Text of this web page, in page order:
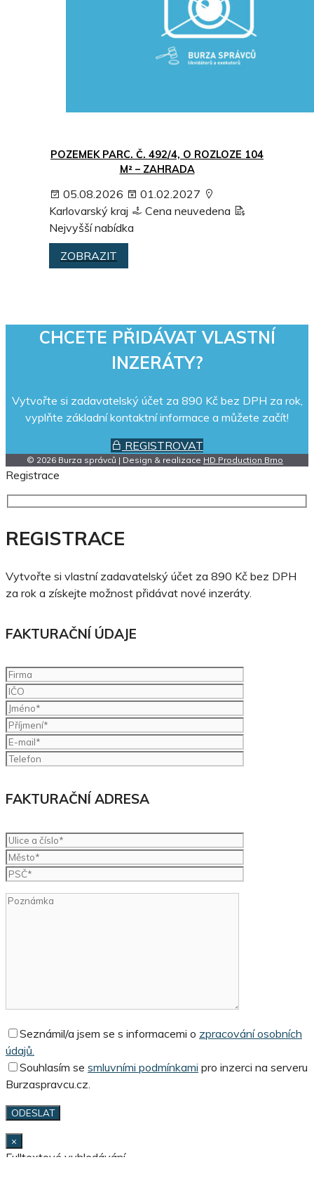
POZEMEK PARC. Č. 492/4, O ROZLOZE 104
M² – ZAHRADA
05.08.2026
01.02.2027
Karlovarský kraj
Cena neuvedena
Nejvyšší nabídka
ZOBRAZIT
CHCETE PŘIDÁVAT VLASTNÍ
INZERÁTY?
Vytvořte si zadavatelský účet za 890 Kč bez DPH za rok,
vyplňte základní kontaktní informace a můžete začít!
REGISTROVAT
© 2026 Burza správců | Design & realizace HD Production Brno
Registrace
REGISTRACE
Vytvořte si vlastní zadavatelský účet za 890 Kč bez DPH
za rok a získejte možnost přidávat nové inzeráty.
FAKTURAČNÍ ÚDAJE
FAKTURAČNÍ ADRESA
Seznámil/a jsem se s informacemi o zpracování osobních
údajů.
Souhlasím se smluvními podmínkami pro inzerci na serveru
Burzaspravcu.cz.
×
Fulltextové vyhledávání